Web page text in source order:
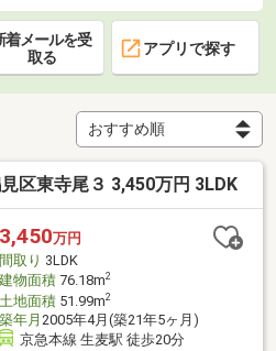
着メールを受
取る
アプリで探す
区東寺尾３ 3,450万円 3LDK
3,450万円
間取り 3LDK
建物面積76.18m2
土地面積51.99m2
築年月 2005年4月(築21年5ヶ月)
京急本線 生麦駅 徒歩20分